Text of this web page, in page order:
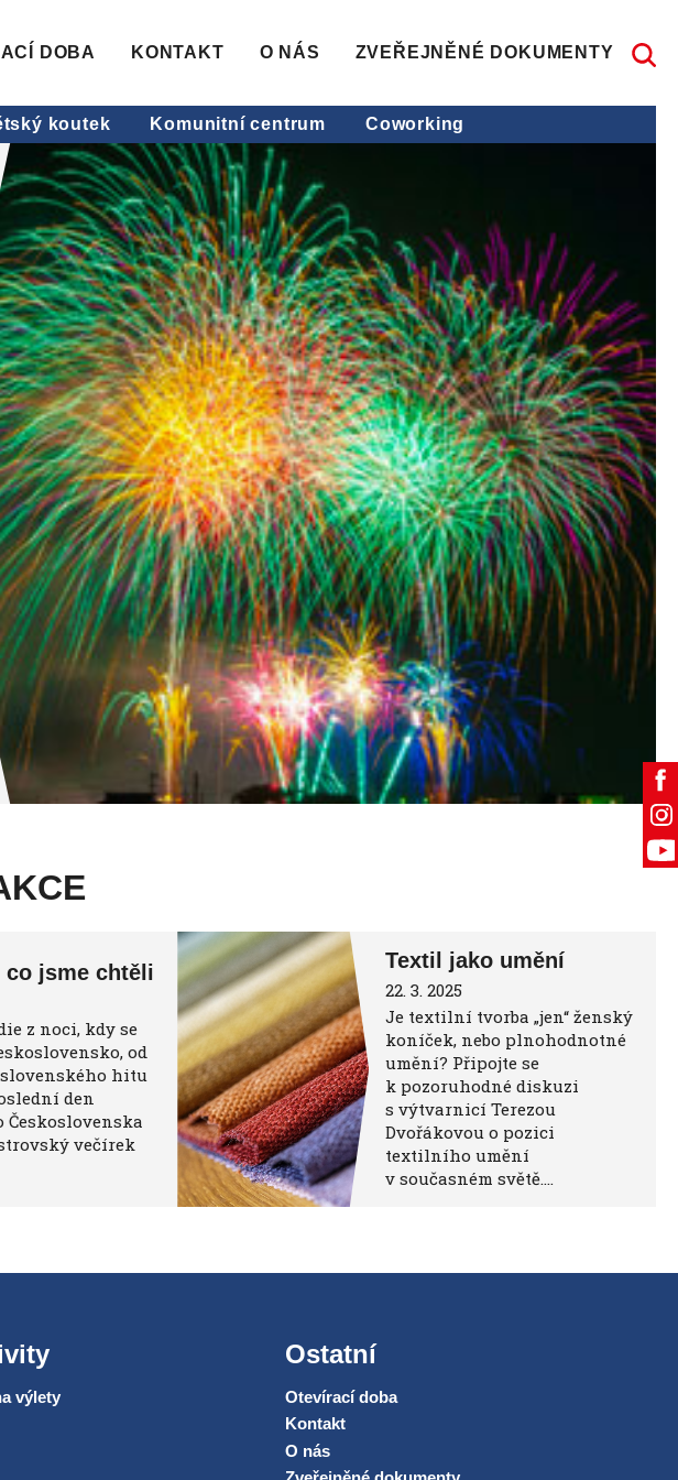
DOBA KONTAKT O NÁS ZVEŘEJNĚNÉ DOKUMENTY
koutek Komunitní centrum Coworking
co jsme chtěli
z noci, kdy se
od
hitu
den
Československa
večírek
Textil jako umění
22. 3. 2025
Je textilní tvorba „jen“ ženský
koníček, nebo plnohodnotné
umění? Připojte se
k pozoruhodné diskuzi
s výtvarnicí Terezou
Dvořákovou o pozici
textilního umění
v současném světě….
výlety
Ostatní
Otevírací doba
Kontakt
O nás